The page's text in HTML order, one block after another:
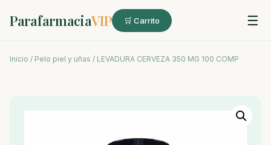
ParafarmaciaVIP 🛒 Carrito ☰
Inicio / Pelo piel y uñas / LEVADURA CERVEZA 350 MG 100 COMP